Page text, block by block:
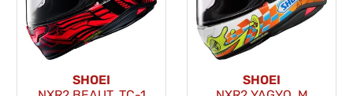
SHOEI
SHOEI